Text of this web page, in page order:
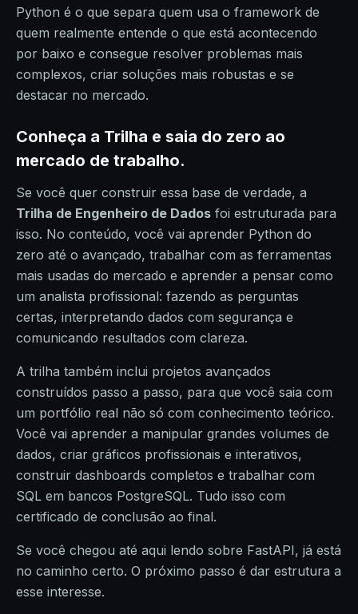
Python é o que separa quem usa o framework de
quem realmente entende o que está acontecendo
por baixo e consegue resolver problemas mais
complexos, criar soluções mais robustas e se
destacar no mercado.
Conheça a Trilha e saia do zero ao
mercado de trabalho.
Se você quer construir essa base de verdade, a
Trilha de Engenheiro de Dados foi estruturada para
isso. No conteúdo, você vai aprender Python do
zero até o avançado, trabalhar com as ferramentas
mais usadas do mercado e aprender a pensar como
um analista profissional: fazendo as perguntas
certas, interpretando dados com segurança e
comunicando resultados com clareza.
A trilha também inclui projetos avançados
construídos passo a passo, para que você saia com
um portfólio real não só com conhecimento teórico.
Você vai aprender a manipular grandes volumes de
dados, criar gráficos profissionais e interativos,
construir dashboards completos e trabalhar com
SQL em bancos PostgreSQL. Tudo isso com
certificado de conclusão ao final.
Se você chegou até aqui lendo sobre FastAPI, já está
no caminho certo. O próximo passo é dar estrutura a
esse interesse.